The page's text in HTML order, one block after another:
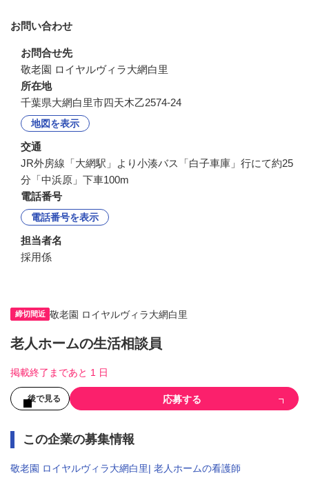
お問い合わせ
お問合せ先
敬老園 ロイヤルヴィラ大網白里
所在地
千葉県大網白里市四天木乙2574-24
地図を表示
交通
JR外房線「大網駅」より小湊バス「白子車庫」行にて約25
分「中浜原」下車100m
電話番号
電話番号を表示
担当者名
採用係
締切間近 敬老園 ロイヤルヴィラ大網白里
老人ホームの生活相談員
掲載終了まであと 1 日
後で見る 応募する
この企業の募集情報
敬老園 ロイヤルヴィラ大網白里| 老人ホームの看護師